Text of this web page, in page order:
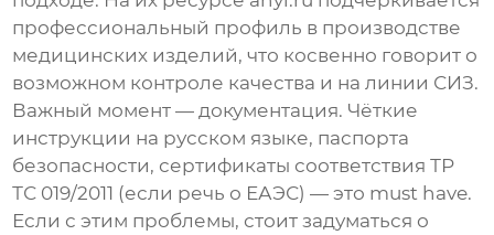
профессиональный профиль в производстве
медицинских изделий, что косвенно говорит о
возможном контроле качества и на линии СИЗ.
Важный момент — документация. Чёткие
инструкции на русском языке, паспорта
безопасности, сертификаты соответствия ТР
ТС 019/2011 (если речь о ЕАЭС) — это must have.
Если с этим проблемы, стоит задуматься о